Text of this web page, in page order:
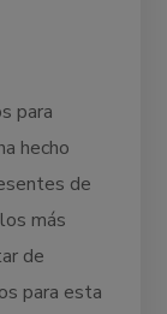
para
hecho
de
más
de
para esta